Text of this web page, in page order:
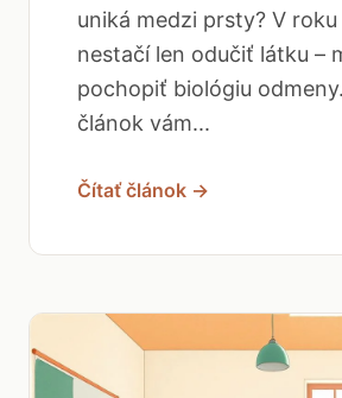
uniká medzi prsty? V
nestačí len odučiť látku –
pochopiť biológiu
článok vám...
Čítať článok →